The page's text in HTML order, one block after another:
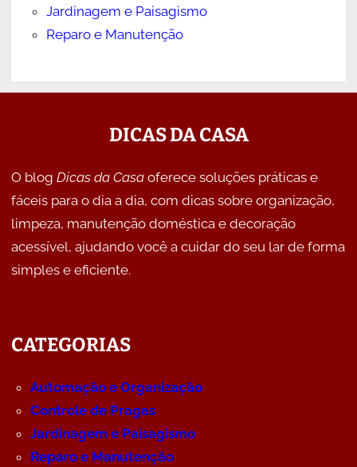
Jardinagem e Paisagismo
Reparo e Manutenção
DICAS DA CASA
O blog Dicas da Casaoferece soluções práticas e
fáceis para o dia a dia, com dicas sobre organização,
limpeza, manutenção doméstica e decoração
acessível, ajudando você a cuidar do seu lar de forma
simples e eficiente.
CATEGORIAS
Automação e Organização
Controle de Pragas
Jardinagem e Paisagismo
Reparo e Manutenção